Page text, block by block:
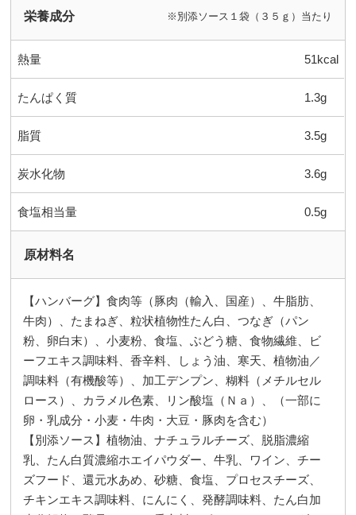
栄養成分 ※別添ソース１袋（３５ｇ）当たり
熱量 51kcal
たんぱく質 1.3g
脂質 3.5g
炭水化物 3.6g
食塩相当量 0.5g
原材料名
【ハンバーグ】食肉等（豚肉（輸入、国産）、牛脂肪、
牛肉）、たまねぎ、粒状植物性たん白、つなぎ（パン
粉、卵白末）、小麦粉、食塩、ぶどう糖、食物繊維、ビ
ーフエキス調味料、香辛料、しょう油、寒天、植物油／
調味料（有機酸等）、加工デンプン、糊料（メチルセル
ロース）、カラメル色素、リン酸塩（Ｎａ）、（一部に
卵・乳成分・小麦・牛肉・大豆・豚肉を含む）
【別添ソース】植物油、ナチュラルチーズ、脱脂濃縮
乳、たん白質濃縮ホエイパウダー、牛乳、ワイン、チー
ズフード、還元水あめ、砂糖、食塩、プロセスチーズ、
チキンエキス調味料、にんにく、発酵調味料、たん白加